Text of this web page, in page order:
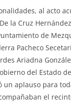
al acto
la Cruz
de
Pacheco
Ariadna
del Estado
un aplauso para
el